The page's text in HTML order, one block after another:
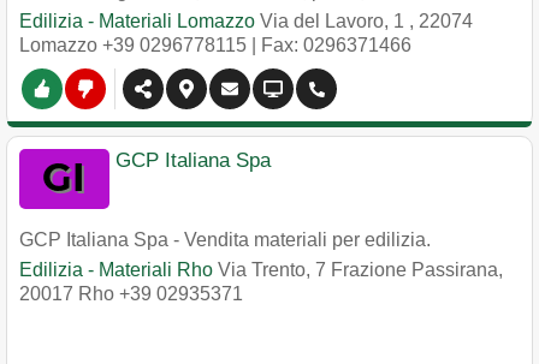
Edilizia - Materiali Lomazzo Via del Lavoro, 1 , 22074
Lomazzo +39 0296778115 | Fax: 0296371466
GCP Italiana Spa
GCP Italiana Spa - Vendita materiali per edilizia.
Edilizia - Materiali Rho Via Trento, 7 Frazione Passirana,
20017 Rho +39 02935371